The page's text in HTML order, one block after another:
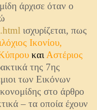
άρχισε όταν ο
ισχυρίζεται, πως
Ικονίου,
και Αστέριος
της 7ης
των Εικόνων
στο άρθρο
– τα οποία έχουν